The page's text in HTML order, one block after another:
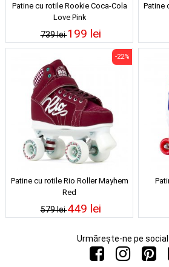
Patine cu rotile Rookie Coca-Cola
Love Pink
739 lei199 lei
Patine
Patine cu rotile Rio Roller Mayhem
Red
579 lei
-22%
449 lei
Urmărește-ne pe